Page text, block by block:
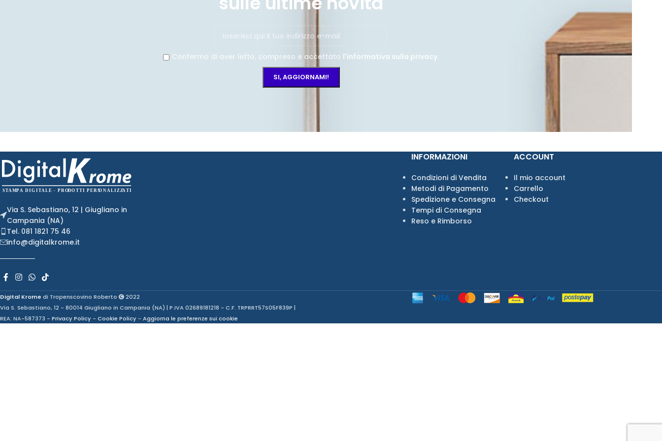
Confermo di aver letto, compreso e accettato l'informativa sulla privacy.
Via S. Sebastiano, 12 | Giugliano in
Campania (NA)
Tel. 081 1821 75 46
info@digitalkrome.it
INFORMAZIONI
Condizioni di Vendita
Metodi di Pagamento
Spedizione e Consegna
Tempi di Consegna
Reso e Rimborso
ACCOUNT
Il mio account
Carrello
Checkout
Digital Krome di Tropenscovino Roberto
2022
Via S. Sebastiano, 12 - 80014 Giugliano in Campania (NA) | P.IVA 02689181218 - C.F. TRPRRT57S05F839P |
REA: NA-587373 - Privacy Policy - Cookie Policy - Aggiorna le preferenze sui cookie